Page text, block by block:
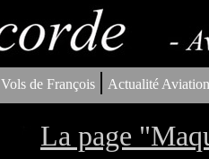
Vols de François | Actualité
La page